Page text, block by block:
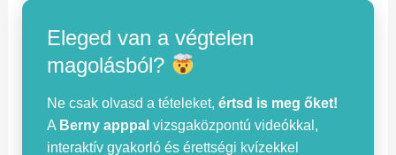
Eleged van a végtelen
magolásból?
Ne csak olvasd a tételeket,értsd is meg őket!
A Berny apppal vizsgaközpontú videókkal,
interaktív gyakorló és érettségi kvízekkel